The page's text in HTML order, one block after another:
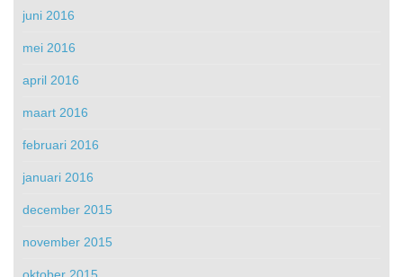
juni 2016
mei 2016
april 2016
maart 2016
februari 2016
januari 2016
december 2015
november 2015